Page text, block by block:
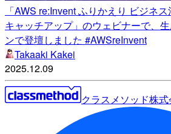
「AWS re:Invent ふりかえり ビジネ
キャッチアップ」のウェビナーで、
ンで登壇しました #AWSreInvent
Takaaki Kakei
2025.12.09
クラスメソッド株式